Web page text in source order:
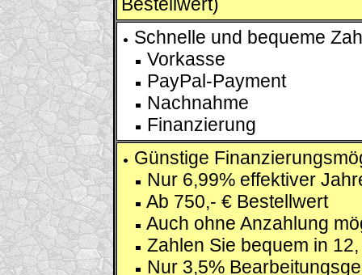
Schnelle und bequeme
Vorkasse
PayPal-Payment
Nachnahme
Finanzierung
Günstige
Nur 6,99% effektiver
Ab 750,- € Bestellwert
Auch ohne Anzahlung
Zahlen Sie bequem in
Nur 3,5%